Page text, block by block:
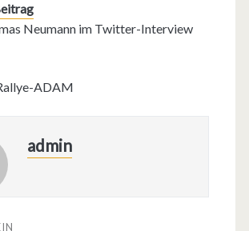
Neumann im Twitter-Interview
ADAM
admin